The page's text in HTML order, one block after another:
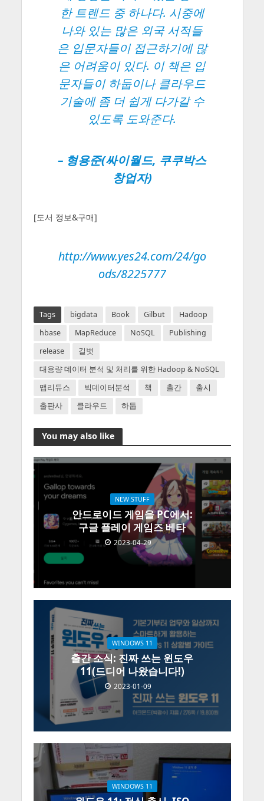
한 트렌드 중 하나다. 시중에
나와 있는 많은 외국 서적들
은 입문자들이 접근하기에 많
은 어려움이 있다. 이 책은 입
문자들이 하둡이나 클라우드
기술에 좀 더 쉽게 다가갈 수
있도록 도와준다.
– 형용준(싸이월드, 쿠쿠박스
창업자)
[도서 정보&구매]
http://www.yes24.com/24/go
ods/8225777
Tags bigdata Book Gilbut
Hadoop
hbase
MapReduce NoSQL
Publishing
release
길벗
대용량 데이터 분석 및 처리를 위한 Hadoop & NoSQL
맵리듀스
빅데이터분석 책 출간
출시
출판사
클라우드 하둡
You may also like
NEW STUFF
안드로이드 게임을 PC에서:
구글 플레이 게임즈 베타
2023-04-29
WINDOWS 11
출간 소식: 진짜 쓰는 윈도우
11(드디어 나왔습니다!)
2023-01-09
WINDOWS 11